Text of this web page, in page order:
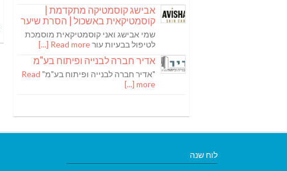
אבישג קוסמטיקה מתקדמת |
קוסמטיקאית באשכול | הסרת שיער
שמי אבישג ואני קוסמטיקאית מוסמכת
לטיפול בבעיות עורRead more [...]
אדיר חברה לבנייה ופיתוח בע"מ
"אדיר חברה לבנייה ופיתוח בע"מ" Read
more [...]
לוח שנה